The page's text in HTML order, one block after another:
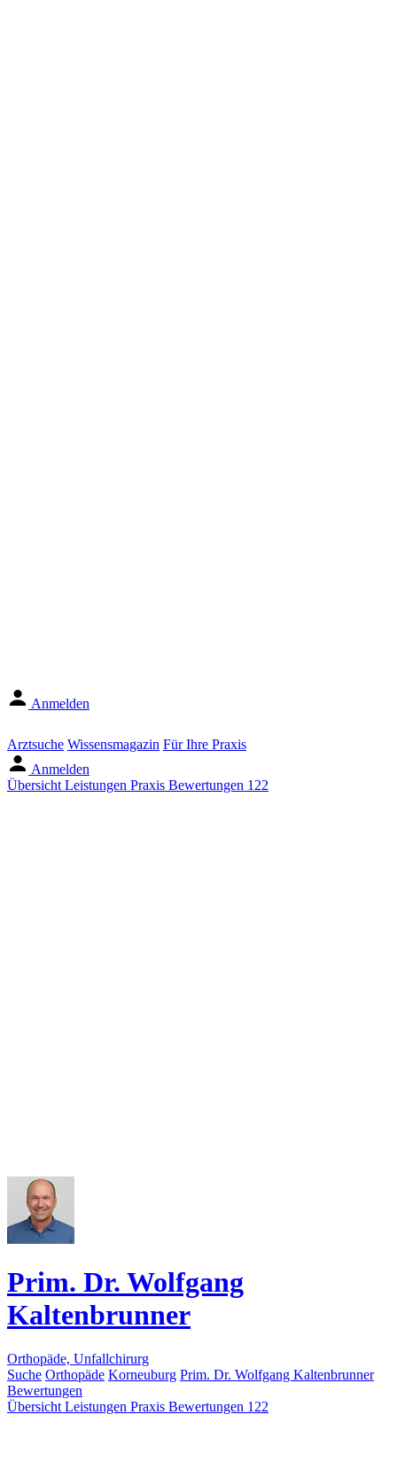
Anmelden
Arztsuche Wissensmagazin Für Ihre Praxis
Anmelden
Übersicht Leistungen Praxis Bewertungen 122
Prim. Dr. Wolfgang
Kaltenbrunner
Orthopäde, Unfallchirurg
Suche Orthopäde Korneuburg Prim. Dr. Wolfgang Kaltenbrunner
Bewertungen
Übersicht Leistungen Praxis Bewertungen 122